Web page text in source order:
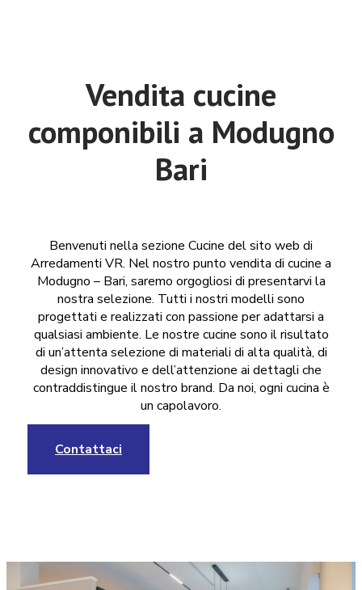
Vendita cucine
componibili a Modugno
Bari
Benvenuti nella sezione Cucine del sito web di
Arredamenti VR. Nel nostro punto vendita di cucine a
Modugno – Bari, saremo orgogliosi di presentarvi la
nostra selezione. Tutti i nostri modelli sono
progettati e realizzati con passione per adattarsi a
qualsiasi ambiente. Le nostre cucine sono il risultato
di un’attenta selezione di materiali di alta qualità, di
design innovativo e dell’attenzione ai dettagli che
contraddistingue il nostro brand. Da noi, ogni cucina è
un capolavoro.
Contattaci